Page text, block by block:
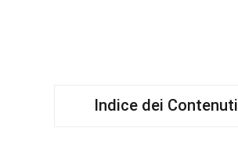
Indice dei Contenuti